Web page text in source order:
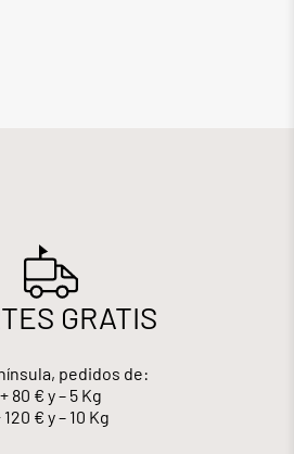
GRATIS
pedidos de:
+ 80 € y – 5 Kg
120 € y – 10 Kg